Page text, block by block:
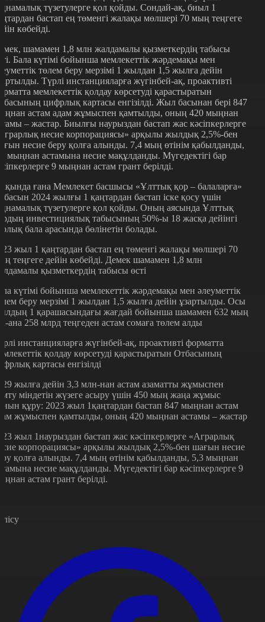
түзетулерге қол қойды. Сондай-ақ, биыл 1
бастап ең төменгі жалақы мөлшері 70 мың теңгеге
көбейді.
шамамен 1,8 млн жалдамалы қызметкердің табысы
Бала күтімі бойынша мемлекеттік жәрдемақы мен
төлем беру мерзімі 1 жылдан 1,5 жылға дейін
Түрлі инстанцияларға жүгінбей-ақ, проактивті
мемлекеттік қолдау көрсетуді қарастыратын
цифрлық картасы енгізілді. Жыл басынан бері 847
астам адам жұмыспен қамтылды, оның 420 мыңнан
– жастар. Биылғы наурыздан бастап жас кәсіпкерлерге
несие корпорациясы» арқылы жылдық 2,5%-бен
несие беру қолға алынды. 7,4 мың өтінім қабылданды,
мыңнан астамына несие мақұлданды. Мүгедектігі бар
9 мыңнан астам грант берілді.
ғана Мемлекет басшысы «Ұлттық қор – балаларға»
2024 жылғы 1 қаңтардан бастап іске қосу үшін
түзетулерге қол қойды. Оның аясында Ұлттық
инвестициялық табысының 50%-ы 18 жасқа дейінгі
бала арасында бөлінетін болады.
жыл 1 қаңтардан бастап ең төменгі жалақы мөлшері 70
теңгеге дейін көбейді. Демек шамамен 1,8 млн
қызметкердің табысы өсті
күтімі бойынша мемлекеттік жәрдемақы мен әлеуметтік
беру мерзімі 1 жылдан 1,5 жылға дейін ұзартылды. Осы
1 қарашасындағы жағдай бойынша шамамен 632 мың
ана 258 млрд теңгеден астам сомаға төлем алды
инстанцияларға жүгінбей-ақ, проактивті форматта
қолдау көрсетуді қарастыратын Отбасының
картасы енгізілді
жылға дейін 3,3 млн-нан астам азаматты жұмыспен
міндетін жүзеге асыру үшін 450 мың жаңа жұмыс
құру: 2023 жыл 1қаңтардан бастап 847 мыңнан астам
жұмыспен қамтылды, оның 420 мыңнан астамы – жастар
жыл 1наурыздан бастап жас кәсіпкерлерге «Аграрлық
корпорациясы» арқылы жылдық 2,5%-бен шағын несие
қолға алынды. 7,4 мың өтінім қабылданды, 5,3 мыңнан
несие мақұлданды. Мүгедектігі бар кәсіпкерлерге 9
астам грант берілді.